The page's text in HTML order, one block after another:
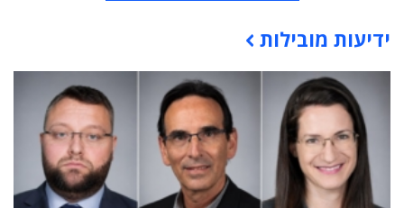
תוכן פרסומי
ידיעות מובילות